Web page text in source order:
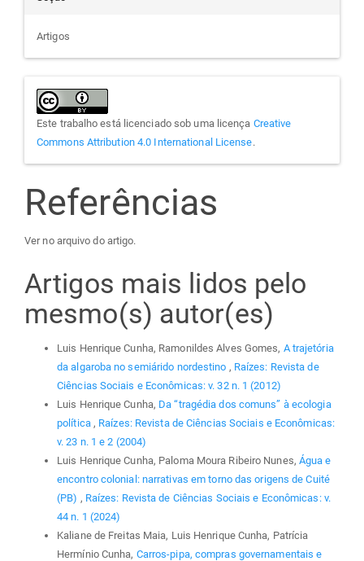
Artigos
Este trabalho está licenciado sob uma licença Creative
Commons Attribution 4.0 International License.
Referências
Ver no arquivo do artigo.
Artigos mais lidos pelo
mesmo(s) autor(es)
Luis Henrique Cunha, Ramonildes Alves Gomes, A trajetória
da algaroba no semiárido nordestino , Raízes: Revista de
Ciências Sociais e Econômicas: v. 32 n. 1 (2012)
Luis Henrique Cunha, Da “tragédia dos comuns” à ecologia
política , Raízes: Revista de Ciências Sociais e Econômicas:
v. 23 n. 1 e 2 (2004)
Luis Henrique Cunha, Paloma Moura Ribeiro Nunes, Água e
encontro colonial: narrativas em torno das origens de Cuité
(PB) , Raízes: Revista de Ciências Sociais e Econômicas: v.
44 n. 1 (2024)
Kaliane de Freitas Maia, Luis Henrique Cunha, Patrícia
Hermínio Cunha, Carros-pipa, compras governamentais e